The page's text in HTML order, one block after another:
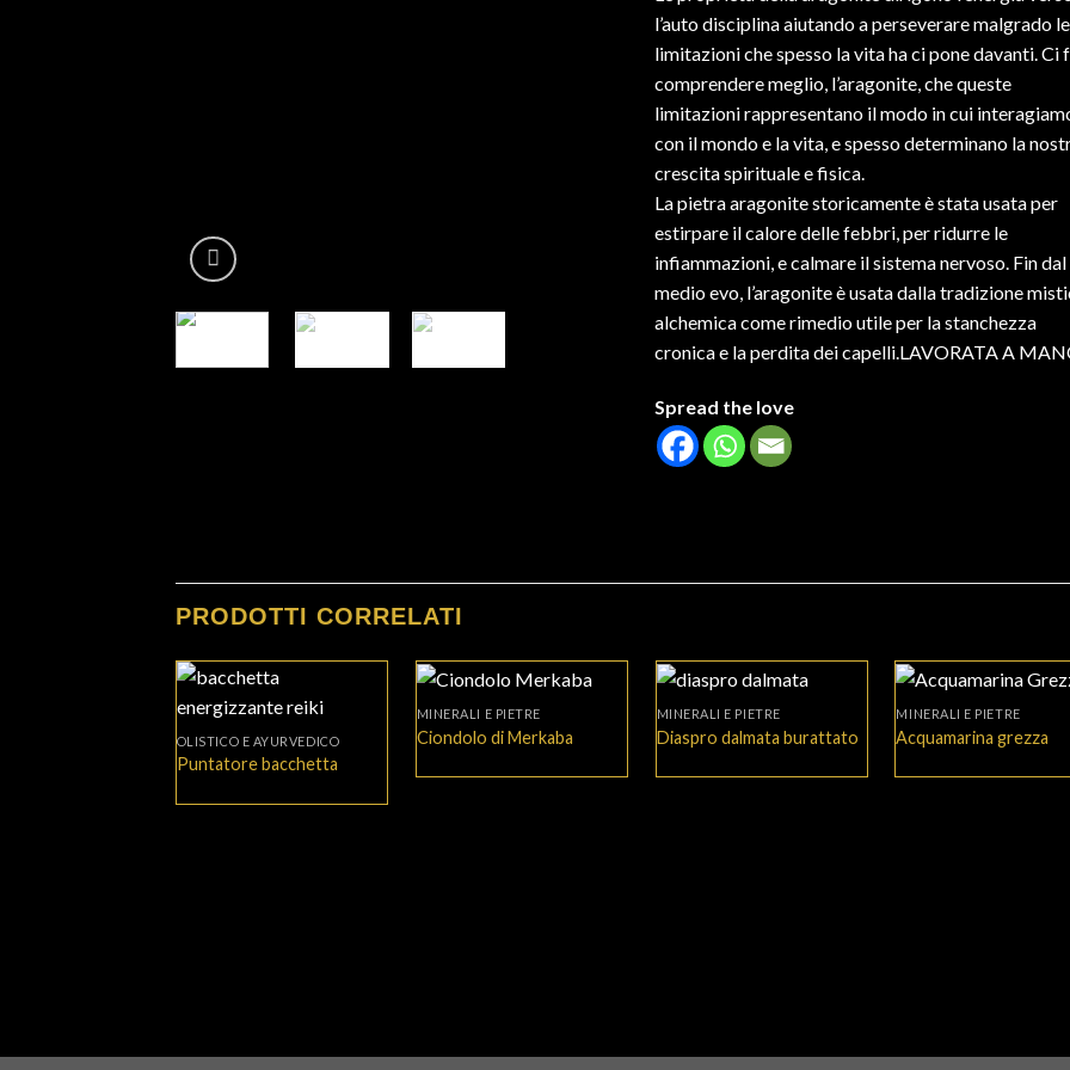
l’auto disciplina aiutando a perseverare malgrado le
limitazioni che spesso la vita ha ci pone davanti. Ci
comprendere meglio, l’aragonite, che queste
limitazioni rappresentano il modo in cui
con il mondo e la vita, e spesso determinano la
crescita spirituale e fisica.
La pietra aragonite storicamente è stata usata per
estirpare il calore delle febbri, per ridurre le
infiammazioni, e calmare il sistema nervoso. Fin dal
medio evo, l’aragonite è usata dalla tradizione
alchemica come rimedio utile per la stanchezza
cronica e la perdita dei capelli.LAVORATA A
Spread the love
PRODOTTI CORRELATI
OLISTICO E AYURVEDICO
Puntatore bacchetta
+
MINERALI E PIETRE
Ciondolo di Merkaba
+
MINERALI E PIETRE
Diaspro dalmata burattato
MINERALI E PIETRE
Acquamarina grezza